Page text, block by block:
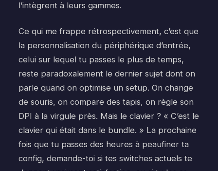
l’intègrent à leurs gammes.
Ce qui me frappe rétrospectivement, c’est que
la personnalisation du périphérique d’entrée,
celui sur lequel tu passes le plus de temps,
reste paradoxalement le dernier sujet dont on
parle quand on optimise un setup. On change
de souris, on compare des tapis, on règle son
DPI à la virgule près. Mais le clavier ? « C’est le
clavier qui était dans le bundle. » La prochaine
fois que tu passes des heures à peaufiner ta
config, demande-toi si tes switches actuels te